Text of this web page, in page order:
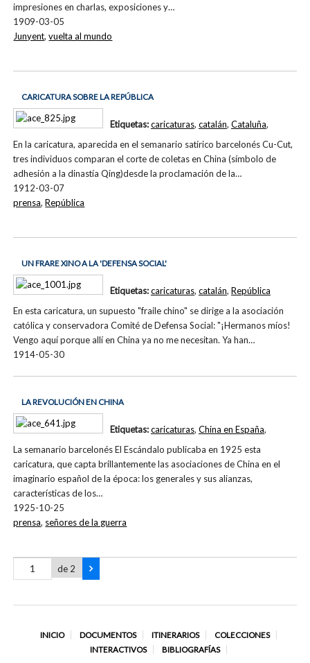
impresiones en charlas, exposiciones y…
1909-03-05
Junyent,vuelta al mundo
CARICATURA SOBRE LA REPÚBLICA
En la caricatura, aparecida en el semanario satírico barcelonés Cu-Cut,
tres individuos comparan el corte de coletas en China (símbolo de
adhesión a la dinastía Qing)desde la proclamación de la…
1912-03-07
Etiquetas:caricaturas, catalán, Cataluña,
prensa,República
UN FRARE XINO A LA 'DEFENSA SOCIAL'
En esta caricatura, un supuesto "fraile chino" se dirige a la asociación
católica y conservadora Comité de Defensa Social: "¡Hermanos míos!
Vengo aquí porque allí en China ya no me necesitan. Ya han…
1914-05-30
Etiquetas:caricaturas, catalán, República
LA REVOLUCIÓN EN CHINA
La semanario barcelonés El Escándalo publicaba en 1925 esta
caricatura, que capta brillantemente las asociaciones de China en el
imaginario español de la época: los generales y sus alianzas,
características de los…
1925-10-25
Etiquetas:caricaturas, China en España,
prensa, señores de la guerra
de 2
INICIO DOCUMENTOS ITINERARIOS
COLECCIONES
INTERACTIVOS
BIBLIOGRAFÍAS